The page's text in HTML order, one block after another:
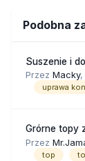
Podobna
Suszenie i
Przez Macky,
uprawa
Grórne topy
Przez
top